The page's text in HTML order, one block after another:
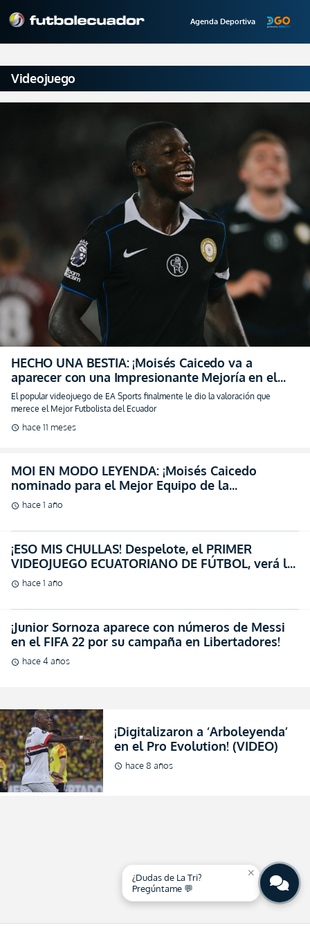
Agenda Deportiva
Videojuego
HECHO UNA BESTIA: ¡Moisés Caicedo va a
aparecer con una Impresionante Mejoría en el
FC26! (VIDEO)
El popular videojuego de EA Sports finalmente le dio la valoración que
merece el Mejor Futbolista del Ecuador
schedule hace 11 meses
MOI EN MODO LEYENDA: ¡Moisés Caicedo
nominado para el Mejor Equipo de la
Temporada en el FC25!
schedule hace 1 año
¡ESO MIS CHULLAS! Despelote, el PRIMER
VIDEOJUEGO ECUATORIANO DE FÚTBOL, verá la
luz en mayo del 2025 (VIDEO)
schedule hace 1 año
¡Junior Sornoza aparece con números de Messi
en el FIFA 22 por su campaña en Libertadores!
schedule hace 4 años
¡Digitalizaron a ‘Arboleyenda’
en el Pro Evolution! (VIDEO)
schedule hace 8 años
close
¿Dudas de La Tri?
Pregúntame 💬